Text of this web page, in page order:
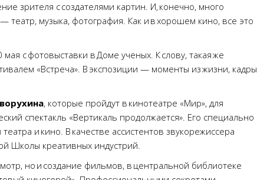
зрителя с создателями картин. И, конечно, много
театр, музыка, фотография. Как и в хорошем кино, все это
с фотовыставки в Доме ученых. К слову, такая же
«Встреча». В экспозиции — моменты из жизни, кадры
, которые пройдут в кинотеатре «Мир», для
спектакль «Вертикаль продолжается». Его специально
и кино. В качестве ассистентов звукорежиссера
Школы креативных индустрий.
но и создание фильмов, в центральной библиотеке